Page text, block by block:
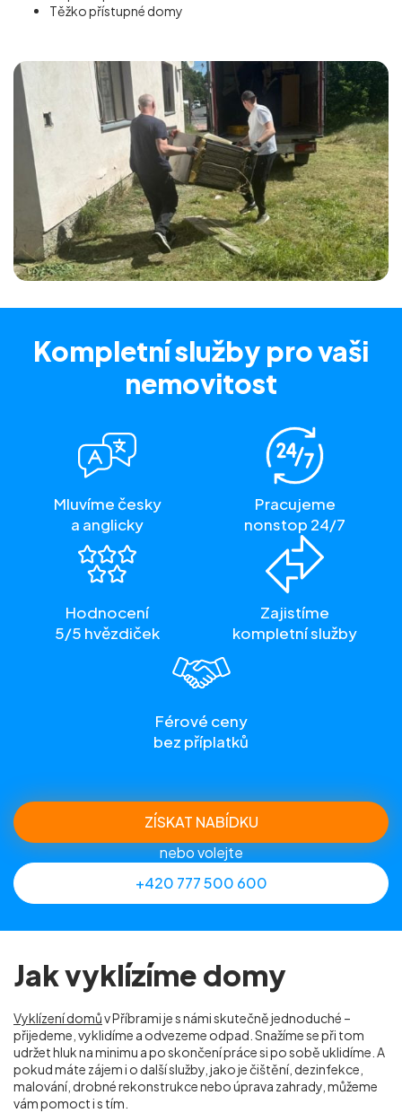
Těžko přístupné domy
Kompletní služby pro vaši
nemovitost
Mluvíme česky
a anglicky
Pracujeme
nonstop 24/7
Hodnocení
5/5 hvězdiček
Zajistíme
kompletní služby
Férové ceny
bez příplatků
ZÍSKAT NABÍDKU
nebo volejte
+420 777 500 600
Jak vyklízíme domy
Vyklízení domův Příbrami je s námi skutečně jednoduché –
přijedeme, vyklidíme a odvezeme odpad. Snažíme se při tom
udržet hluk na minimu a po skončení práce si po sobě uklidíme. A
pokud máte zájem i o další služby, jako je čištění, dezinfekce,
malování, drobné rekonstrukce nebo úprava zahrady, můžeme
vám pomoct i s tím.